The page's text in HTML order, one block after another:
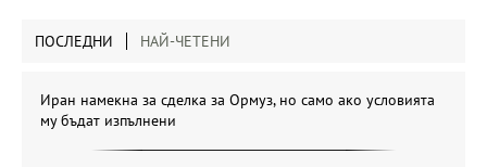
ПОСЛЕДНИ НАЙ-ЧЕТЕНИ
Иран намекна за сделка за Ормуз, но само ако условията
му бъдат изпълнени